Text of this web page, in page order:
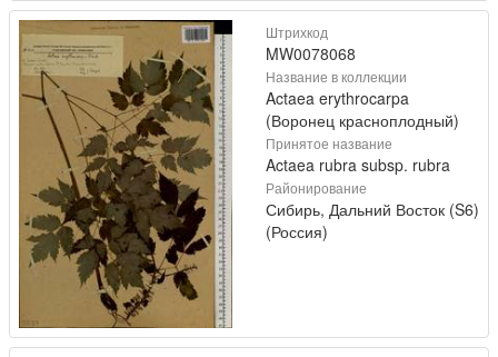
Штрихкод
MW0078068
Название в коллекции
Actaea erythrocarpa
(Воронец красноплодный)
Принятое название
Actaea rubra subsp. rubra
Районирование
Сибирь, Дальний Восток (S6)
(Россия)